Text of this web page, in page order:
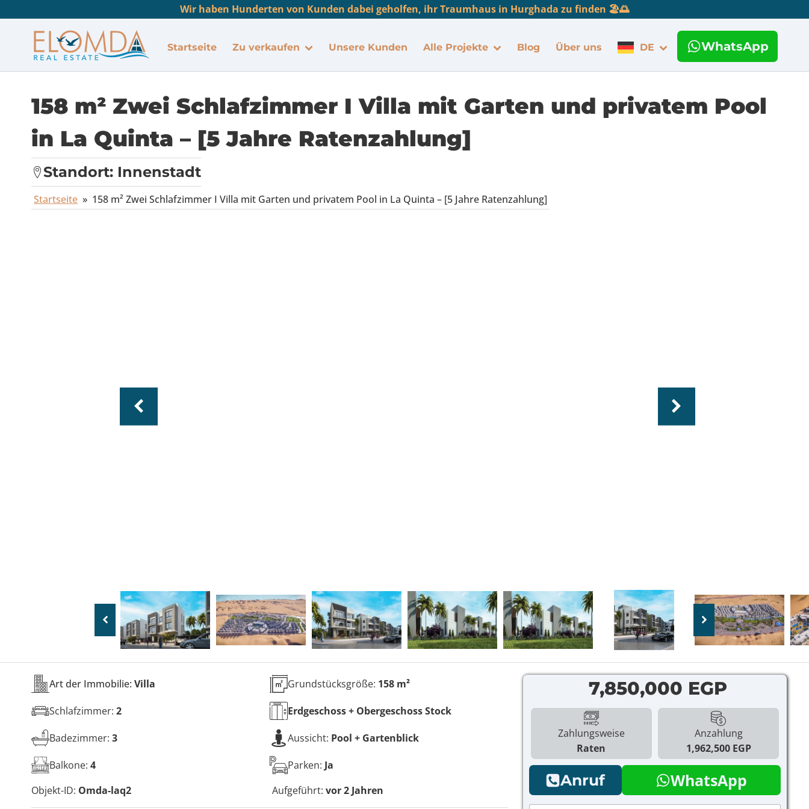
Wir haben Hunderten von Kunden dabei geholfen, ihr Traumhaus in Hurghada zu finden 🏖️🌅
Startseite Zu verkaufen Unsere Kunden Alle Projekte Blog Über uns DE WhatsApp
158 m² Zwei Schlafzimmer I Villa mit Garten und privatem Pool
in La Quinta – [5 Jahre Ratenzahlung]
Standort: Innenstadt
Startseite » 158 m² Zwei Schlafzimmer I Villa mit Garten und privatem Pool in La Quinta – [5 Jahre Ratenzahlung]
Art der Immobilie: Villa
Schlafzimmer: 2
Badezimmer: 3
Balkone: 4
Grundstücksgröße: 158 m²
Erdgeschoss + ObergeschossStock
Aussicht: Pool + Gartenblick
Parken: Ja
Objekt-ID: Omda-laq2 Aufgeführt: vor 2 Jahren
7,850,000 EGP
Zahlungsweise
Raten
Anzahlung
1,962,500 EGP
Anruf WhatsApp